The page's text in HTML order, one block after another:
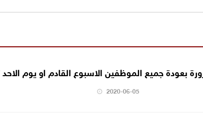
بعودة جميع الموظفين الاسبوع القادم او يوم الاحد
2020-06-05